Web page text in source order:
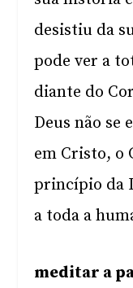
desistiu da
pode ver a
diante do
Deus não se
em Cristo, o
princípio da
a toda a
meditar a